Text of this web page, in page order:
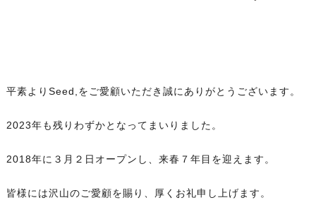
平素よりSeed,をご愛顧いただき誠にありがとうございます。
2023年も残りわずかとなってまいりました。
2018年に３月２日オープンし、来春７年目を迎えます。
皆様には沢山のご愛顧を賜り、厚くお礼申し上げます。